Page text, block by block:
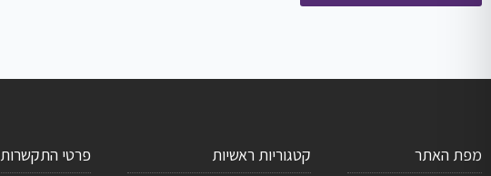
מפת האתר קטגוריות ראשיות פרטי התקשרות